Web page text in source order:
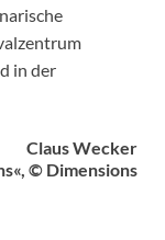
in der
Claus Wecker
© Dimensions